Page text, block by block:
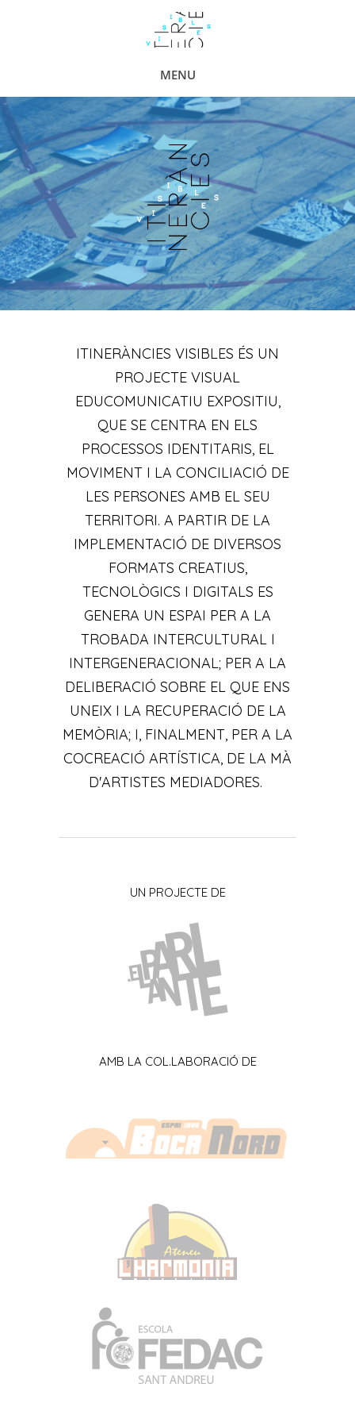
MENU
ITINERÀNCIES VISIBLES ÉS UN
PROJECTE VISUAL
EDUCOMUNICATIU EXPOSITIU,
QUE SE CENTRA EN ELS
PROCESSOS IDENTITARIS, EL
MOVIMENT I LA CONCILIACIÓ DE
LES PERSONES AMB EL SEU
TERRITORI. A PARTIR DE LA
IMPLEMENTACIÓ DE DIVERSOS
FORMATS CREATIUS,
TECNOLÒGICS I DIGITALS ES
GENERA UN ESPAI PER A LA
TROBADA INTERCULTURAL I
INTERGENERACIONAL; PER A LA
DELIBERACIÓ SOBRE EL QUE ENS
UNEIX I LA RECUPERACIÓ DE LA
MEMÒRIA; I, FINALMENT, PER A LA
COCREACIÓ ARTÍSTICA, DE LA MÀ
D'ARTISTES MEDIADORES.
UN PROJECTE DE
AMB LA COL.LABORACIÓ DE